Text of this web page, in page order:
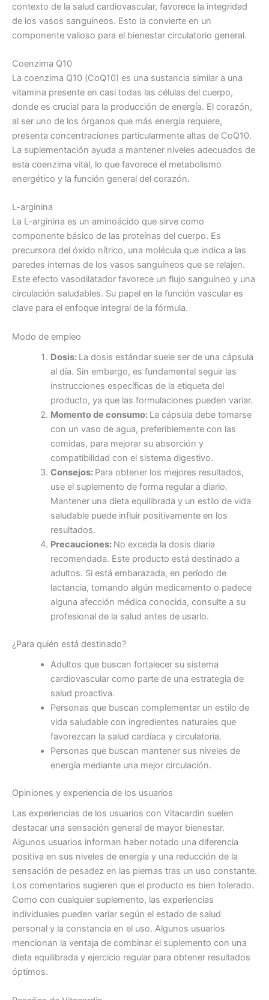
contexto de la salud cardiovascular, favorece la integridad
de los vasos sanguíneos. Esto la convierte en un
componente valioso para el bienestar circulatorio general.
Coenzima Q10
La ​​coenzima Q10 (CoQ10) es una sustancia similar a una
vitamina presente en casi todas las células del cuerpo,
donde es crucial para la producción de energía. El corazón,
al ser uno de los órganos que más energía requiere,
presenta concentraciones particularmente altas de CoQ10.
La suplementación ayuda a mantener niveles adecuados de
esta coenzima vital, lo que favorece el metabolismo
energético y la función general del corazón.
L-arginina
La ​​L-arginina es un aminoácido que sirve como
componente básico de las proteínas del cuerpo. Es
precursora del óxido nítrico, una molécula que indica a las
paredes internas de los vasos sanguíneos que se relajen.
Este efecto vasodilatador favorece un flujo sanguíneo y una
circulación saludables. Su papel en la función vascular es
clave para el enfoque integral de la fórmula.
Modo de empleo
Dosis: La dosis estándar suele ser de una cápsula
al día. Sin embargo, es fundamental seguir las
instrucciones específicas de la etiqueta del
producto, ya que las formulaciones pueden variar.
Momento de consumo: La cápsula debe tomarse
con un vaso de agua, preferiblemente con las
comidas, para mejorar su absorción y
compatibilidad con el sistema digestivo.
Consejos: Para obtener los mejores resultados,
use el suplemento de forma regular a diario.
Mantener una dieta equilibrada y un estilo de vida
saludable puede influir positivamente en los
resultados.
Precauciones: No exceda la dosis diaria
recomendada. Este producto está destinado a
adultos. Si está embarazada, en período de
lactancia, tomando algún medicamento o padece
alguna afección médica conocida, consulte a su
profesional de la salud antes de usarlo.
¿Para quién está destinado?
Adultos que buscan fortalecer su sistema
cardiovascular como parte de una estrategia de
salud proactiva.
Personas que buscan complementar un estilo de
vida saludable con ingredientes naturales que
favorezcan la salud cardíaca y circulatoria.
Personas que buscan mantener sus niveles de
energía mediante una mejor circulación.
Opiniones y experiencia de los usuarios
Las experiencias de los usuarios con Vitacardin suelen
destacar una sensación general de mayor bienestar.
Algunos usuarios informan haber notado una diferencia
positiva en sus niveles de energía y una reducción de la
sensación de pesadez en las piernas tras un uso constante.
Los comentarios sugieren que el producto es bien tolerado.
Como con cualquier suplemento, las experiencias
individuales pueden variar según el estado de salud
personal y la constancia en el uso. Algunos usuarios
mencionan la ventaja de combinar el suplemento con una
dieta equilibrada y ejercicio regular para obtener resultados
óptimos.